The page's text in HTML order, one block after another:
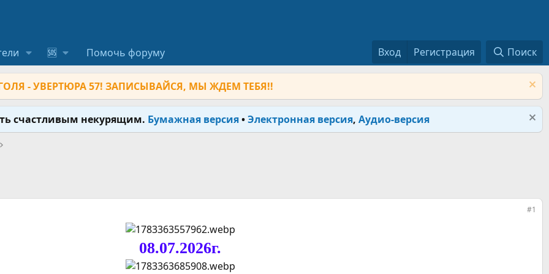
🆘 Помочь форуму Вход Регистрация Поиск
- УВЕРТЮРА 57! ЗАПИСЫВАЙСЯ, МЫ ЖДЕМ ТЕБЯ!!
счастливым некурящим. Бумажная версия•Электронная версия, Аудио-версия
#1
08.07.2026г.